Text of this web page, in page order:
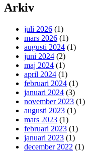
Arkiv
juli 2026 (1)
mars 2026 (1)
augusti 2024 (1)
juni 2024 (2)
maj 2024 (1)
april 2024 (1)
februari 2024 (1)
januari 2024 (3)
november 2023 (1)
augusti 2023 (1)
mars 2023 (1)
februari 2023 (1)
januari 2023 (1)
december 2022 (1)